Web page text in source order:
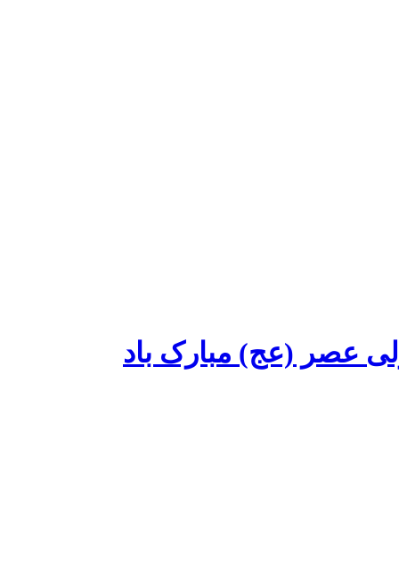
عصر (عج) مبارک باد